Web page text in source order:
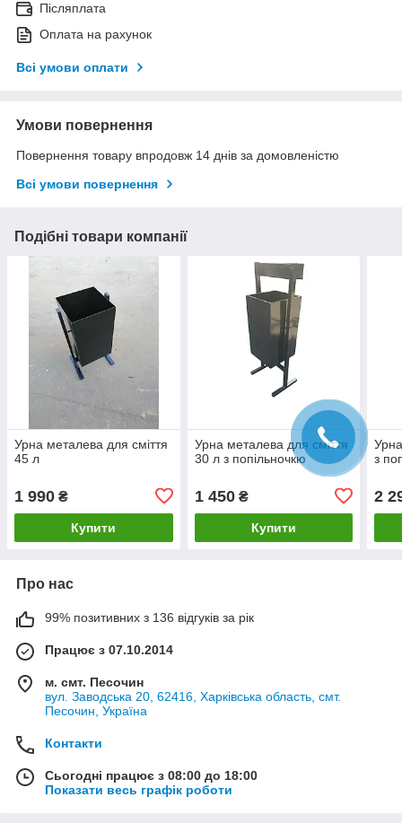
Післяплата
Оплата на рахунок
Всі умови оплати
Умови повернення
Повернення товару впродовж 14 днів за домовленістю
Всі умови повернення
Подібні товари компанії
Урна металева для сміття
45 л
1 990 ₴
Купити
Урна металева для сміття
30 л з попільночкю
1 450₴
Купити
з
2
Про нас
99% позитивних з 136 відгуків за рік
Працює з 07.10.2014
м. смт. Песочин
вул. Заводська 20, 62416, Харківська область, смт.
Песочин, Україна
Контакти
Сьогодні працює з 08:00 до 18:00
Показати весь графік роботи